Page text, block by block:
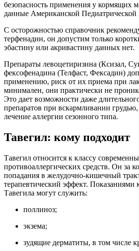
безопасность применения у кормящих
данные Американской
С осторожностью справочник
терфенадин, он допустим только
эбастину или акривастину данных нет.
Препараты левоцетиризина (Ксизал,
фексофенадина (Телфаст, Фексадин)
применению, риск от их приема при
минимален, они практически не
Это дает возможности даже
препаратов при вскармливании
лечение аллергии сезонного типа.
Тавегил: кому подходит
Тавегил относится к классу
противоаллергических средств. Он за
попадания в желудочно-кишечный
терапевтический эффект. Показаниями
Тавегила могут служить:
поллиноз;
экзема;
зудящие дерматиты, в том числе